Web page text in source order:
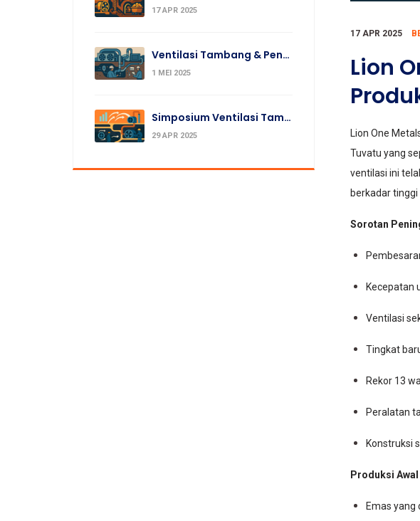
17 APR 2025
Ventilasi Tambang & Pendinginan: Efisiensi Dan Keamanan
1 MEI 2025
Simposium Ventilasi Tambang Amerika Utara Ke-20 2025
29 APR 2025
17 APR 2025
Lion
Lion One
Tuvatu yang
ventilasi ini
berkadar tinggi
Sorotan
Kecepatan
Ventilasi
Tingkat
Rekor 13
Peralatan
Konstruksi
Produksi Awal
Emas yang